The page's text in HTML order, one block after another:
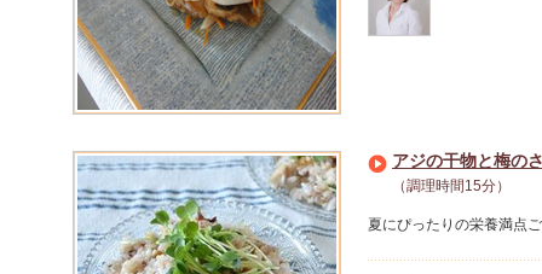
アジの干物と梅の
（調理時間15分）
夏にぴったりの栄養満点